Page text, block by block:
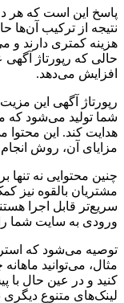
پاسخ این است که هر
نتیجه از ترکیب
هزینه کمتری دارند و
حالی که رپورتاژ آگهی
افزایش می‌دهد.
رپورتاژ آگهی این
شما تولید می‌شود که
هدایت کند. این محتوا
مزایای آن، روش
چنین محتوایی نه تنها
مشتریان بالقوه نیز
سریع‌تر قابل اجرا
ورودی به سایت شما
توصیه می‌شود که
مثال، می‌توانید
کنید و در عین حال با
لینک‌های متنوع